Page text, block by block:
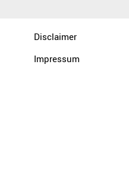
Disclaimer
Impressum